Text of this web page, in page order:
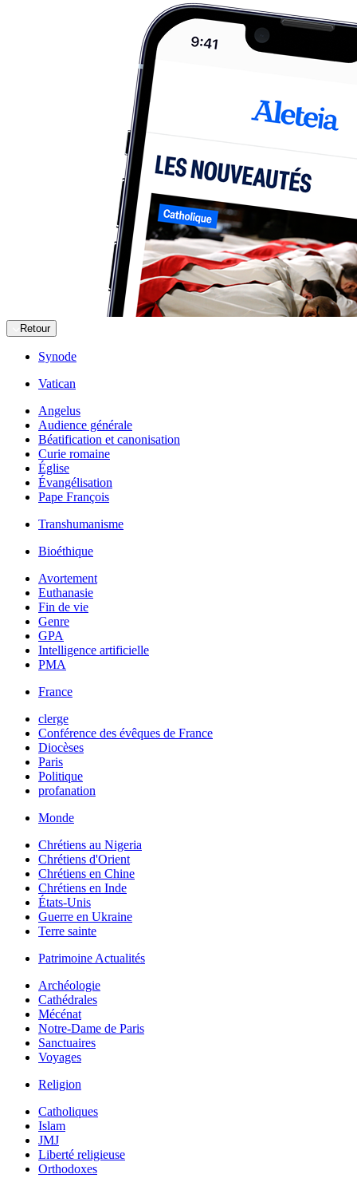
Retour
Synode
Vatican
Angelus
Audience générale
Béatification et canonisation
Curie romaine
Église
Évangélisation
Pape François
Transhumanisme
Bioéthique
Avortement
Euthanasie
Fin de vie
Genre
GPA
Intelligence artificielle
PMA
France
clerge
Conférence des évêques de France
Diocèses
Paris
Politique
profanation
Monde
Chrétiens au Nigeria
Chrétiens d'Orient
Chrétiens en Chine
Chrétiens en Inde
États-Unis
Guerre en Ukraine
Terre sainte
Patrimoine Actualités
Archéologie
Cathédrales
Mécénat
Notre-Dame de Paris
Sanctuaires
Voyages
Religion
Catholiques
Islam
JMJ
Liberté religieuse
Orthodoxes